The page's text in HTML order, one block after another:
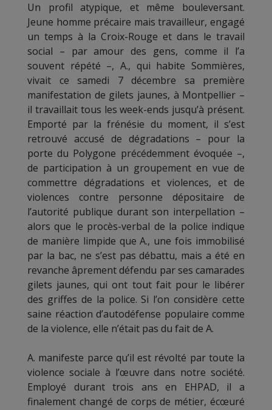
Un profil atypique, et même bouleversant.
Jeune homme précaire mais travailleur, engagé
un temps à la Croix-Rouge et dans le travail
social – par amour des gens, comme il l’a
souvent répété –, A., qui habite Sommières,
vivait ce samedi 7 décembre sa première
manifestation de gilets jaunes, à Montpellier –
il travaillait tous les week-ends jusqu’à présent.
Emporté par la frénésie du moment, il s’est
retrouvé accusé de dégradations – pour la
porte du Polygone précédemment évoquée –,
de participation à un groupement en vue de
commettre dégradations et violences, et de
violences contre personne dépositaire de
l’autorité publique durant son interpellation –
alors que le procès-verbal de la police indique
de manière limpide que A., une fois immobilisé
par la bac, ne s’est pas débattu, mais a été en
revanche âprement défendu par ses camarades
gilets jaunes, qui ont tout fait pour le libérer
des griffes de la police. Si l’on considère cette
saine réaction d’autodéfense populaire comme
de la violence, elle n’était pas du fait de A.
A. manifeste parce qu’il est révolté par toute la
violence sociale à l’œuvre dans notre société.
Employé durant trois ans en EHPAD, il a
finalement changé de corps de métier, écœuré